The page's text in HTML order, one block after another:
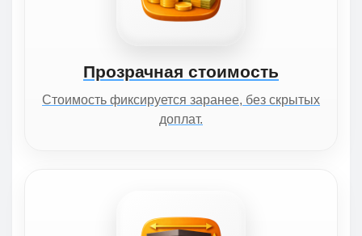
Прозрачная стоимость
Стоимость фиксируется заранее, без скрытых
доплат.